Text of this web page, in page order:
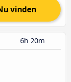
vinden
6h 20m